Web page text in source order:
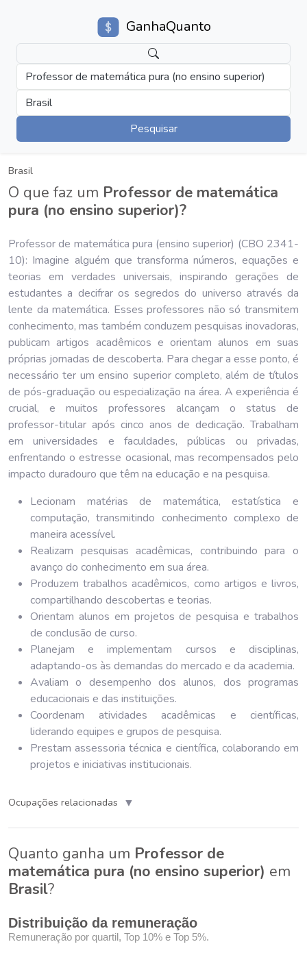
GanhaQuanto
Professor de matemática pura (no ensino superior)
Brasil
Pesquisar
Brasil
O que faz um Professor de matemática
pura (no ensino superior)?
Professor de matemática pura (ensino superior) (CBO 2341-
10): Imagine alguém que transforma números, equações e
teorias em verdades universais, inspirando gerações de
estudantes a decifrar os segredos do universo através da
lente da matemática. Esses professores não só transmitem
conhecimento, mas também conduzem pesquisas inovadoras,
publicam artigos acadêmicos e orientam alunos em suas
próprias jornadas de descoberta. Para chegar a esse ponto, é
necessário ter um ensino superior completo, além de títulos
de pós-graduação ou especialização na área. A experiência é
crucial, e muitos professores alcançam o status de
professor-titular após cinco anos de dedicação. Trabalham
em universidades e faculdades, públicas ou privadas,
enfrentando o estresse ocasional, mas recompensados pelo
impacto duradouro que têm na educação e na pesquisa.
Lecionam matérias de matemática, estatística e
computação, transmitindo conhecimento complexo de
maneira acessível.
Realizam pesquisas acadêmicas, contribuindo para o
avanço do conhecimento em sua área.
Produzem trabalhos acadêmicos, como artigos e livros,
compartilhando descobertas e teorias.
Orientam alunos em projetos de pesquisa e trabalhos
de conclusão de curso.
Planejam e implementam cursos e disciplinas,
adaptando-os às demandas do mercado e da academia.
Avaliam o desempenho dos alunos, dos programas
educacionais e das instituições.
Coordenam atividades acadêmicas e científicas,
liderando equipes e grupos de pesquisa.
Prestam assessoria técnica e científica, colaborando em
projetos e iniciativas institucionais.
Ocupações relacionadas ▼
Quanto ganha um Professor de
matemática pura (no ensino superior) em
Brasil?
Distribuição da remuneração
Remuneração por quartil, Top 10% e Top 5%.